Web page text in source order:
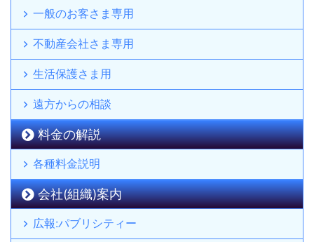
一般のお客さま専用
不動産会社さま専用
生活保護さま用
遠方からの相談
料金の解説
各種料金説明
会社(組織)案内
広報:パブリシティー